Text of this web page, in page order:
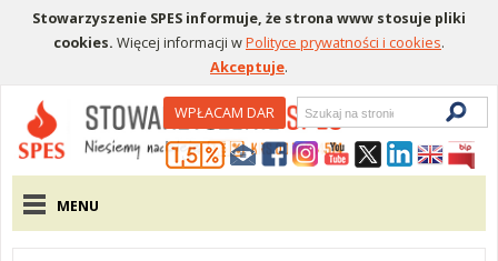
Stowarzyszenie SPES informuje, że strona www stosuje pliki
cookies. Więcej informacji wPolityce prywatności i cookies.
Akceptuje.
Menu pomocniczeWPŁACAM DAR
Wyszukiwarka
Menu główne
MENU